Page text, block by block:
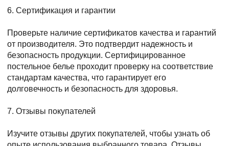
6. Сертификация и гарантии
Проверьте наличие сертификатов качества и гарантий
от производителя. Это подтвердит надежность и
безопасность продукции. Сертифицированное
постельное белье проходит проверку на соответствие
стандартам качества, что гарантирует его
долговечность и безопасность для здоровья.
7. Отзывы покупателей
Изучите отзывы других покупателей, чтобы узнать об